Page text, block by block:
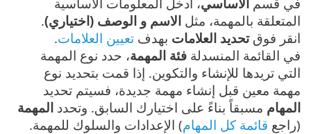
المتعلقة بالمهمة، مثل الاسم و الوصف (اختياري).
انقر فوقتحديد العلامات بهدف تعيين العلامات.
في القائمة المنسدلة فئة المهمة، حدد نوع المهمة
التي تريدها للإنشاء والتكوين. إذا قمت بتحديد نوع
مهمة معين قبل إنشاء مهمة جديدة، فسيتم تحديد
المهام مسبقاً بناءً على اختيارك السابق. وتحدد المهمة
(راجع قائمة كل المهام) الإعدادات والسلوك للمهمة.